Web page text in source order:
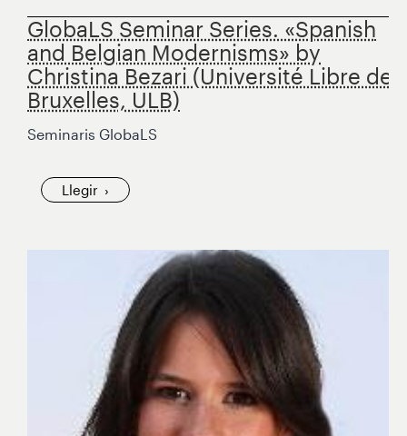
GlobaLS Seminar Series. «Spanish
and Belgian Modernisms» by
Christina Bezari (Université Libre de
Bruxelles, ULB)
Seminaris GlobaLS
Llegir